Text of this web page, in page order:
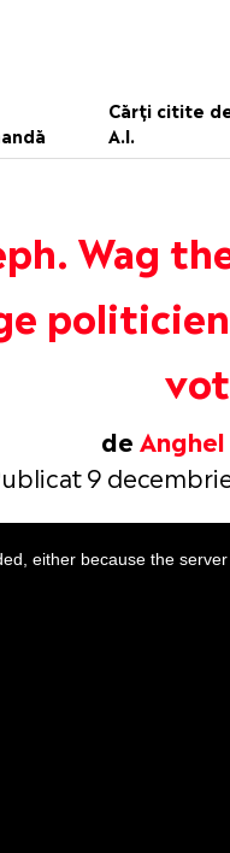
Cărți citite
A.I.
Wag
de
9
either because the